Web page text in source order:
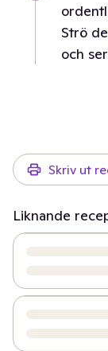
Strö
och
Skriv ut
Liknande